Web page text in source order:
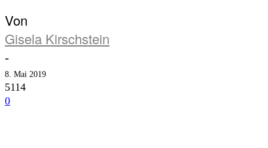
Von
Gisela Kirschstein
-
8. Mai 2019
5114
0